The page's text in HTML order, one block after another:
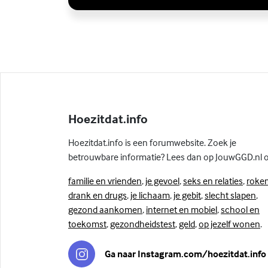
Hoezitdat.info
Hoezitdat.info is een forumwebsite. Zoek je
betrouwbare informatie? Lees dan op JouwGGD.nl
familie en vrienden, je gevoel,seks en relaties,
drank en drugs, je lichaam, je gebit,slecht slapen,
gezond aankomen, internet en mobiel,school en
toekomst, gezondheidstest, geld,op jezelf wonen.
Ga naar Instagram.com/hoezitdat.info